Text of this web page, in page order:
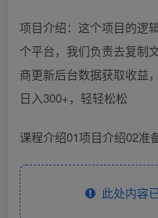
项目介绍：这个项目的逻
个平台，我们负责去复制
商更新后台数据获取收益
日入300+，轻轻松松
课程介绍01项目介绍02准
此处内容